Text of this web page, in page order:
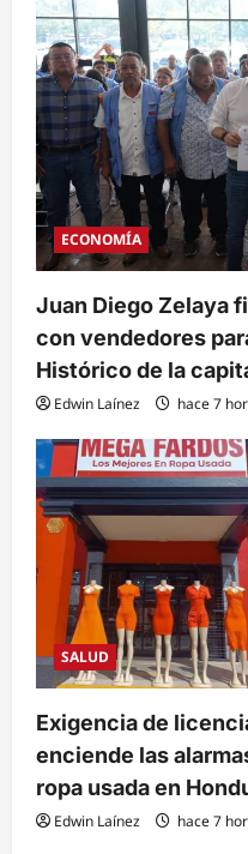
ECONOMÍA
Juan Diego Zelaya
con vendedores
Histórico de la
Edwin Laínez hace 7
SALUD
Exigencia de
enciende las
ropa usada en
Edwin Laínez hace 7